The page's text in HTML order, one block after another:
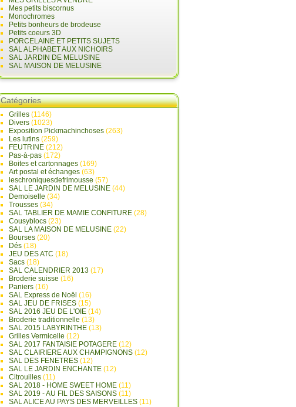
Mes petits biscornus
Monochromes
Petits bonheurs de brodeuse
Petits coeurs 3D
PORCELAINE ET PETITS SUJETS
SAL ALPHABET AUX NICHOIRS
SAL JARDIN DE MELUSINE
SAL MAISON DE MELUSINE
Catégories
Grilles (1146)
Divers (1023)
Exposition Pickmachinchoses (263)
Les lutins (259)
FEUTRINE (212)
Pas-à-pas (172)
Boites et cartonnages (169)
Art postal et échanges (63)
leschroniquesdefrimousse (57)
SAL LE JARDIN DE MELUSINE (44)
Demoiselle (34)
Trousses (34)
SAL TABLIER DE MAMIE CONFITURE (28)
Cousyblocs (23)
SAL LA MAISON DE MELUSINE (22)
Bourses (20)
Dés (18)
JEU DES ATC (18)
Sacs (18)
SAL CALENDRIER 2013 (17)
Broderie suisse (16)
Paniers (16)
SAL Express de Noël (16)
SAL JEU DE FRISES (15)
SAL 2016 JEU DE L'OIE (14)
Broderie traditionnelle (13)
SAL 2015 LABYRINTHE (13)
Grilles Vermicelle (12)
SAL 2017 FANTAISIE POTAGERE (12)
SAL CLAIRIERE AUX CHAMPIGNONS (12)
SAL DES FENETRES (12)
SAL LE JARDIN ENCHANTE (12)
Citrouilles (11)
SAL 2018 - HOME SWEET HOME (11)
SAL 2019 - AU FIL DES SAISONS (11)
SAL ALICE AU PAYS DES MERVEILLES (11)